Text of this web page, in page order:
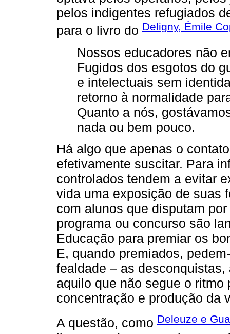
pelos indigentes refugiados
para o livro do Deligny, Émile
Nossos educadores não
Fugidos dos esgotos do
e intelectuais sem
retorno à normalidade
Quanto a nós,
nada ou bem pouco.
Há algo que apenas o
efetivamente suscitar. Para
controlados tendem a evitar
vida uma exposição de suas
com alunos que disputam
programa ou concurso são
Educação para premiar os
E, quando premiados,
fealdade – as
aquilo que não segue o
concentração e produção da
A questão, como Deleuze e